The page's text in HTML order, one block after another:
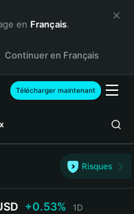
en Français.
Continuer en Français
Télécharger maintenant
Risques
+0.53% 1D